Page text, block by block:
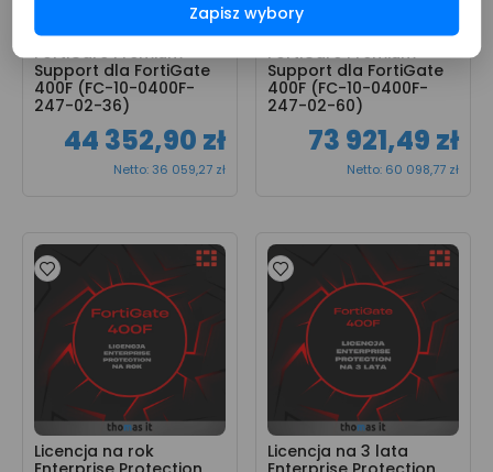
Zapisz wybory
Licencja na 3 lata
FortiCare Premium
Support dla FortiGate
400F (FC-10-0400F-
247-02-36)
44 352,90 zł
Netto: 36 059,27 zł
Licencja na 5 lat
FortiCare Premium
Support dla FortiGate
400F (FC-10-0400F-
247-02-60)
73 921,49 zł
Netto: 60 098,77 zł
Licencja na rok
Licencja na 3 lata